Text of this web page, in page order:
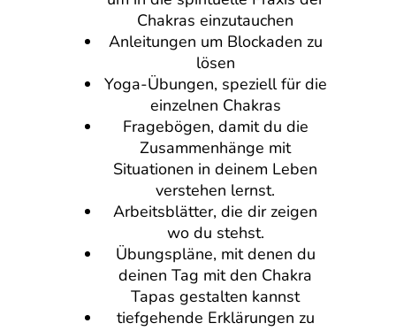
Chakras einzutauchen
Anleitungen um Blockaden zu
lösen
Yoga-Übungen, speziell für die
einzelnen Chakras
Fragebögen, damit du die
Zusammenhänge mit
Situationen in deinem Leben
verstehen lernst.
Arbeitsblätter, die dir zeigen
wo du stehst.
Übungspläne, mit denen du
deinen Tag mit den Chakra
Tapas gestalten kannst
tiefgehende Erklärungen zu